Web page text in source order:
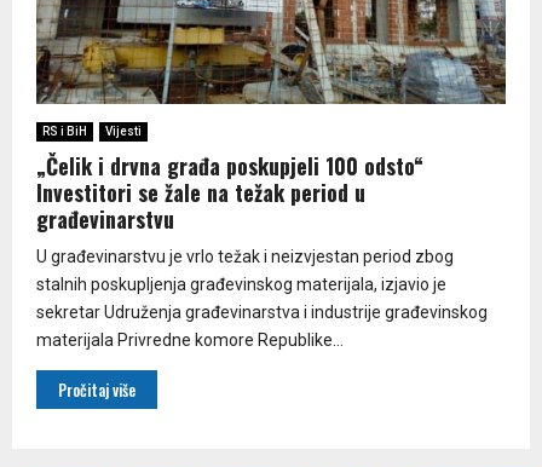
RS i BiH Vijesti
„Čelik i drvna građa poskupjeli 100 odsto“
Investitori se žale na težak period u
građevinarstvu
U građevinarstvu je vrlo težak i neizvjestan period zbog
stalnih poskupljenja građevinskog materijala, izjavio je
sekretar Udruženja građevinarstva i industrije građevinskog
materijala Privredne komore Republike...
Pročitaj više